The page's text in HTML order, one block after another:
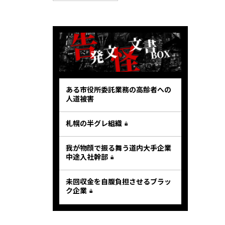
ある市役所委託業務の高齢者への
人道被害
札幌の半グレ組織
我が物顔で振る舞う道内大手企業
中途入社幹部
未回収金を自腹負担させるブラッ
ク企業